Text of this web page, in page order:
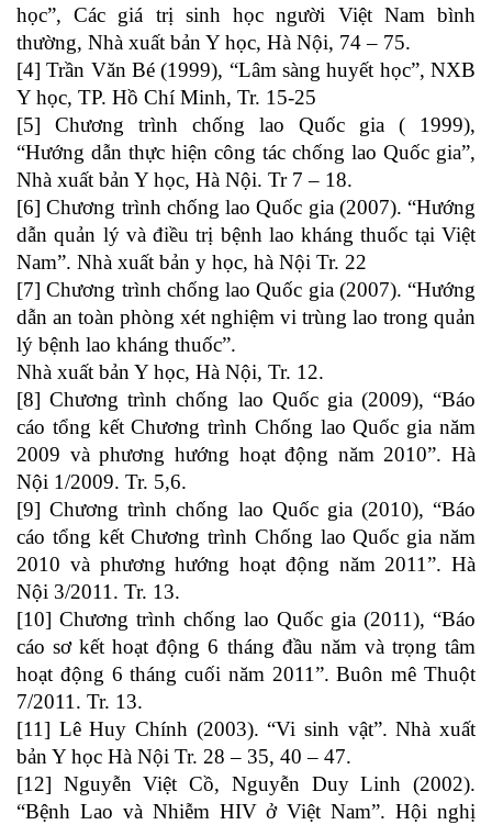
học”, Các giá trị sinh học người Việt Nam bình
thường, Nhà xuất bản Y học, Hà Nội, 74 – 75.
[4] Trần Văn Bé (1999), “Lâm sàng huyết học”, NXB
Y học, TP. Hồ Chí Minh, Tr. 15-25
[5] Chương trình chống lao Quốc gia ( 1999),
“Hướng dẫn thực hiện công tác chống lao Quốc gia”,
Nhà xuất bản Y học, Hà Nội. Tr 7 – 18.
[6] Chương trình chống lao Quốc gia (2007). “Hướng
dẫn quản lý và điều trị bệnh lao kháng thuốc tại Việt
Nam”. Nhà xuất bản y học, hà Nội Tr. 22
[7] Chương trình chống lao Quốc gia (2007). “Hướng
dẫn an toàn phòng xét nghiệm vi trùng lao trong quản
lý bệnh lao kháng thuốc”.
Nhà xuất bản Y học, Hà Nội, Tr. 12.
[8] Chương trình chống lao Quốc gia (2009), “Báo
cáo tổng kết Chương trình Chống lao Quốc gia năm
2009 và phương hướng hoạt động năm 2010”. Hà
Nội 1/2009. Tr. 5,6.
[9] Chương trình chống lao Quốc gia (2010), “Báo
cáo tổng kết Chương trình Chống lao Quốc gia năm
2010 và phương hướng hoạt động năm 2011”. Hà
Nội 3/2011. Tr. 13.
[10] Chương trình chống lao Quốc gia (2011), “Báo
cáo sơ kết hoạt động 6 tháng đầu năm và trọng tâm
hoạt động 6 tháng cuối năm 2011”. Buôn mê Thuột
7/2011. Tr. 13.
[11] Lê Huy Chính (2003). “Vi sinh vật”. Nhà xuất
bản Y học Hà Nội Tr. 28 – 35, 40 – 47.
[12] Nguyễn Việt Cồ, Nguyễn Duy Linh (2002).
“Bệnh Lao và Nhiễm HIV ở Việt Nam”. Hội nghị